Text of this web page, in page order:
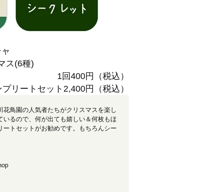
ス(6種)
1回400円（税込）
リートセット2,400円（税込）
鳥園の人気者たちがクリスマスを楽し
るので、何が出ても嬉しい＆何枚もほ
トセットがお勧めです。もちろんシー